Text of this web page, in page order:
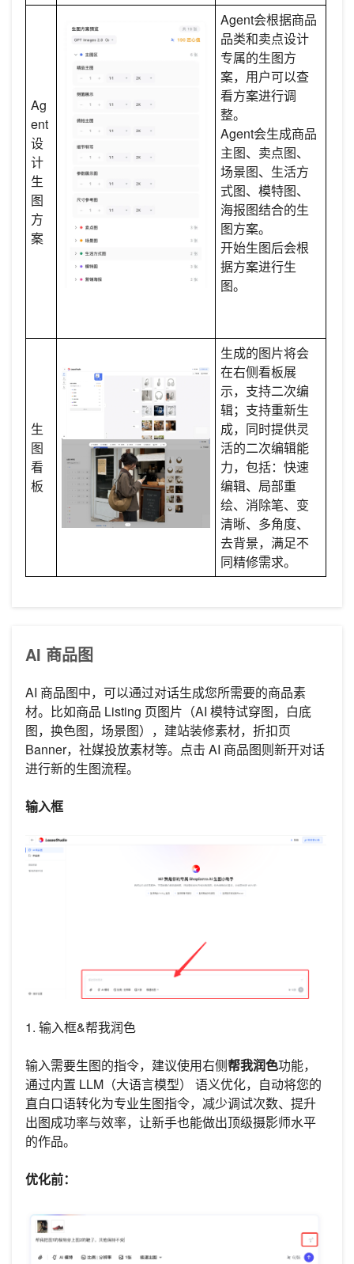
Ag
ent
设
计
生
图
方
案
Agent会根据商品
品类和卖点设计
专属的生图方
案，用户可以查
看方案进行调
整。
Agent会生成商品
主图、卖点图、
场景图、生活方
式图、模特图、
海报图结合的生
图方案。
开始生图后会根
据方案进行生
图。
生
图
看
板
生成的图片将会
在右侧看板展
示，支持二次编
辑；支持重新生
成，同时提供灵
活的二次编辑能
力，包括：快速
编辑、局部重
绘、消除笔、变
清晰、多角度、
去背景，满足不
同精修需求。
AI 商品图
AI 商品图中，可以通过对话生成您所需要的商品素
材。比如商品 Listing 页图片（AI 模特试穿图，白底
图，换色图，场景图），建站装修素材，折扣页
Banner，社媒投放素材等。点击 AI 商品图则新开对话
进行新的生图流程。
输入框
1. 输入框&帮我润色
输入需要生图的指令，建议使用右侧帮我润色功能，
通过内置 LLM（大语言模型） 语义优化，自动将您的
直白口语转化为专业生图指令，减少调试次数、提升
出图成功率与效率，让新手也能做出顶级摄影师水平
的作品。
优化前：